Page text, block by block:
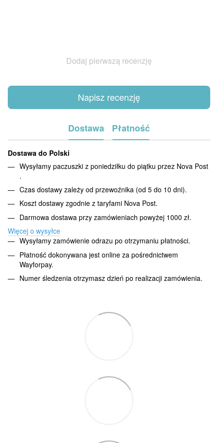
Dodaj pierwszą recenzję
Napisz recenzję
Dostawa Płatność
Dostawa do Polski
Wysyłamy paczuszki z poniedziłku do piątku przez Nova Post
.
Czas dostawy zależy od przewoźnika (od 5 do 10 dni).
Koszt dostawy zgodnie z taryfami Nova Post.
Darmowa dostawa przy zamówieniach powyżej 1000 zł.
Więcej o wysyłce
Wysyłamy zamówienie odrazu po otrzymaniu płatności.
Płatność dokonywana jest online za pośrednictwem
Wayforpay.
Numer śledzenia otrzymasz dzień po realizacji zamówienia.